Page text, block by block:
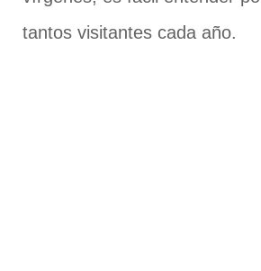
tantos visitantes cada año.